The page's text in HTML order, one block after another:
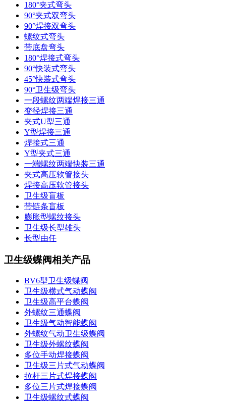
180°夹式弯头
90°夹式双弯头
90°焊接双弯头
螺纹式弯头
带底盘弯头
180°焊接式弯头
90°快装式弯头
45°快装式弯头
90°卫生级弯头
一段螺纹两端焊接三通
变径焊接三通
夹式U型三通
Y型焊接三通
焊接式三通
Y型夹式三通
一端螺纹两端快装三通
夹式高压软管接头
焊接高压软管接头
卫生级盲板
带链条盲板
膨胀型螺纹接头
卫生级长型雄头
长型由任
卫生级蝶阀相关产品
BV6型卫生级蝶阀
卫生级横式气动蝶阀
卫生级高平台蝶阀
外螺纹三通蝶阀
卫生级气动智能蝶阀
外螺纹气动卫生级蝶阀
卫生级外螺纹蝶阀
多位手动焊接蝶阀
卫生级三片式气动蝶阀
拉杆三片式焊接蝶阀
多位三片式焊接蝶阀
卫生级螺纹式蝶阀